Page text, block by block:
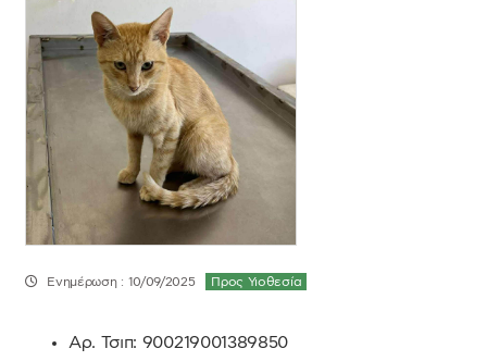
Προς Υιοθεσία
Ενημέρωση : 10/09/2025
Αρ. Τσιπ: 900219001389850